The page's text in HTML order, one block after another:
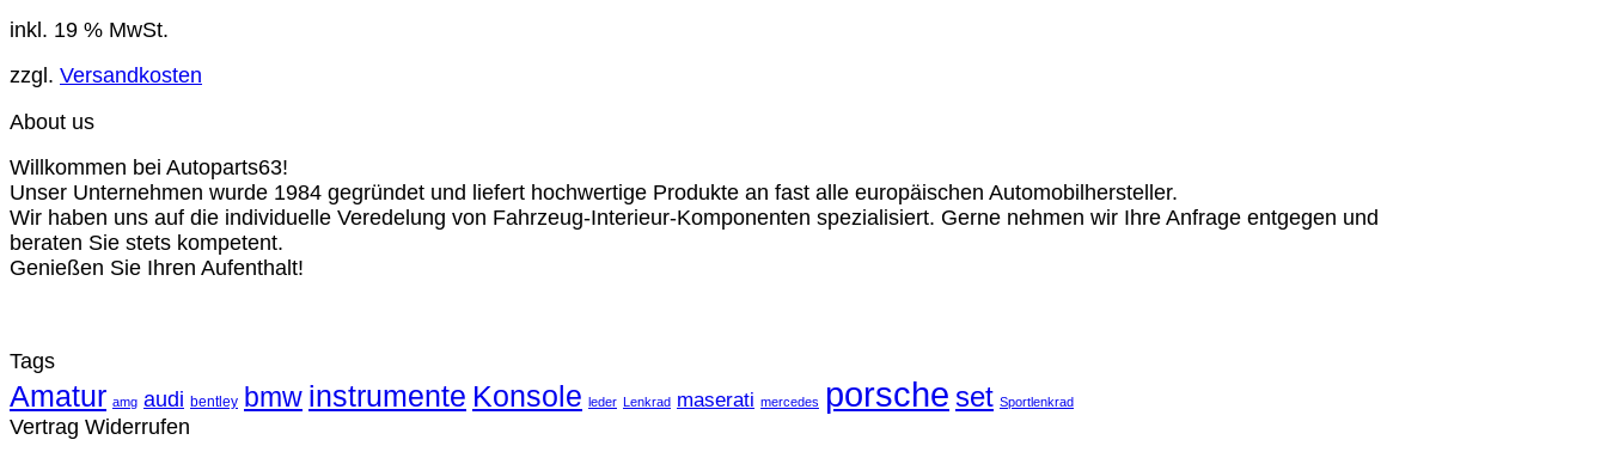
inkl. 19 % MwSt.
zzgl. Versandkosten
About us
Willkommen bei Autoparts63!
Unser Unternehmen wurde 1984 gegründet und liefert hochwertige Produkte an fast alle europäischen Automobilhersteller.
Wir haben uns auf die individuelle Veredelung von Fahrzeug-Interieur-Komponenten spezialisiert. Gerne nehmen wir Ihre Anfrage entgegen und
beraten Sie stets kompetent.
Genießen Sie Ihren Aufenthalt!
Tags
Amatur amg audi bentley bmw instrumente Konsole leder Lenkrad maserati mercedes porsche set Sportlenkrad
Vertrag Widerrufen